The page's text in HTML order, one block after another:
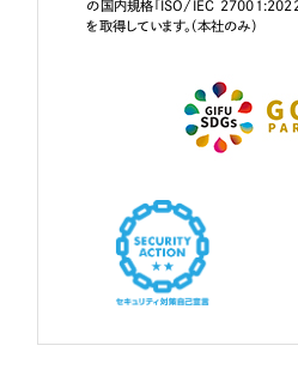
の国内規格「ISO/IEC
を取得しています。（本社のみ）